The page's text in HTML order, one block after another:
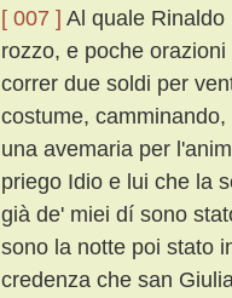
[ 007 ] Al quale Rinaldo
rozzo, e poche
correr due soldi per
costume,
una avemaria per
priego Idio e lui che la
già de' miei dí sono
sono la notte poi stato
credenza che san